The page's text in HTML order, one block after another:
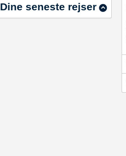
Dine seneste rejser